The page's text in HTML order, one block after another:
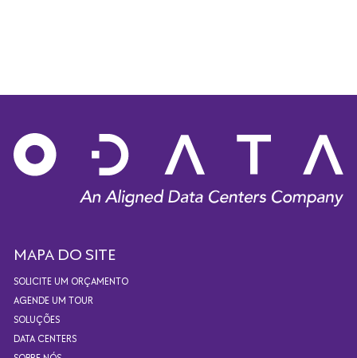
MAPA DO SITE
SOLICITE UM ORÇAMENTO
AGENDE UM TOUR
SOLUÇÕES
DATA CENTERS